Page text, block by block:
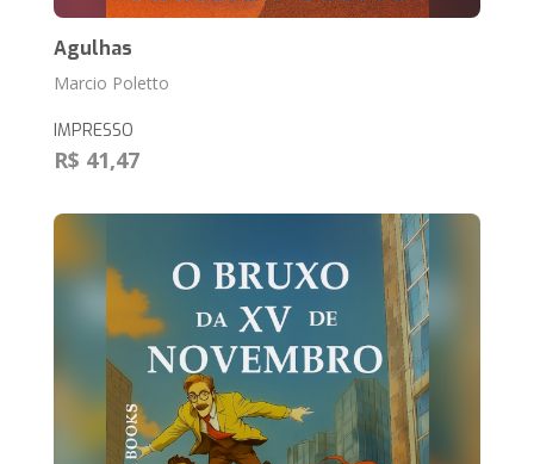
Agulhas
Marcio Poletto
IMPRESSO
R$ 41,47